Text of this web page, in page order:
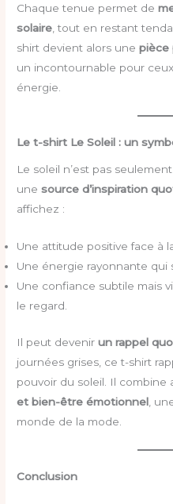
Chaque tenue permet de
solaire , tout en restant
shirt devient alors unepièce
un incontournable pour
énergie.
Le t-shirt Le Soleil : un
Le soleil n’est pas
unesource d’inspiration
affichez :
Une attitude positive face à
Une énergie rayonnante qui
Une confiance subtile mais
le regard.
Il peut devenirun rappel
journées grises, ce t-shirt
pouvoir du soleil. Il combine
et bien-être émotionnel ,
monde de la mode.
Conclusion